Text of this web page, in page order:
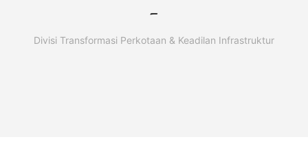
-
Divisi Transformasi Perkotaan & Keadilan Infrastruktur